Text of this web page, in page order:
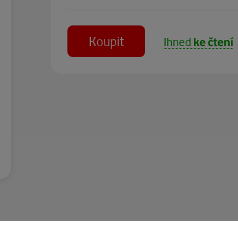
Koupit Ihned ke čtení